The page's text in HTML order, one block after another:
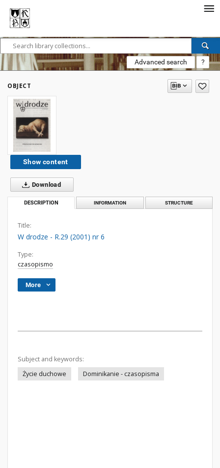
Advanced search ?
OBJECT
Show content
Download
DESCRIPTION INFORMATION STRUCTURE
Title:
W drodze - R.29 (2001) nr 6
Type:
czasopismo
More
Subject and keywords:
Życie duchowe
Dominikanie - czasopisma